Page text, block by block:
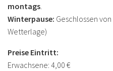
montags
Winterpause: Geschlossen von
Wetterlage)
Preise Eintritt:
Erwachsene: 4,00 €